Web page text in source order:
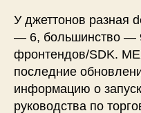
У джеттонов разная
— 6, большинство —
фронтендов/SDK.
последние
информацию о
руководства по